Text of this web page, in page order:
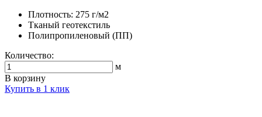
Плотность: 275 г/м2
Тканый геотекстиль
Полипропиленовый (ПП)
Количество:
м
В корзину
Купить в 1 клик